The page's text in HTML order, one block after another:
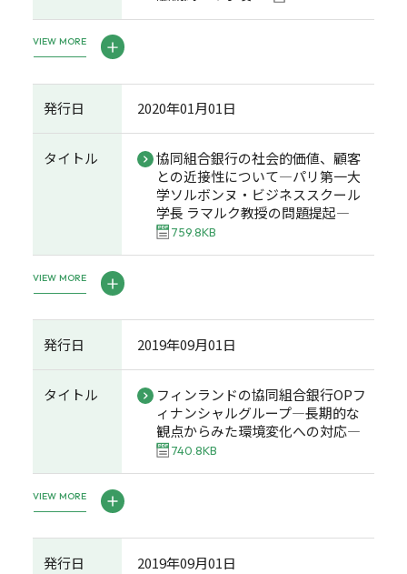
VIEW MORE
発行日 2020年01月01日
タイトル
協同組合銀行の社会的価値、顧客
との近接性について―パリ第一大
学ソルボンヌ・ビジネススクール
学長 ラマルク教授の問題提起―
759.8KB
VIEW MORE
発行日 2019年09月01日
タイトル
フィンランドの協同組合銀行OPフ
ィナンシャルグループ―長期的な
観点からみた環境変化への対応―
740.8KB
VIEW MORE
発行日 2019年09月01日